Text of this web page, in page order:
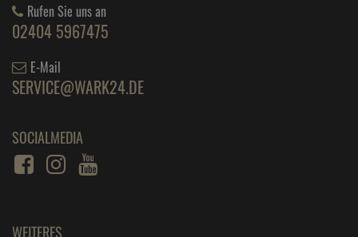
Rufen Sie uns an
02404 5967475
E-Mail
SERVICE@WARK24.DE
SOCIALMEDIA
WEITERES